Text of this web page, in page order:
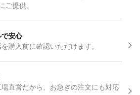
ご提供。
安心
購入前に確認いただけます。
直営だから、お急ぎの注文にも対応